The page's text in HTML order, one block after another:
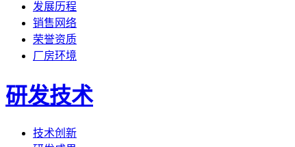
发展历程
销售网络
荣誉资质
厂房环境
研发技术
技术创新